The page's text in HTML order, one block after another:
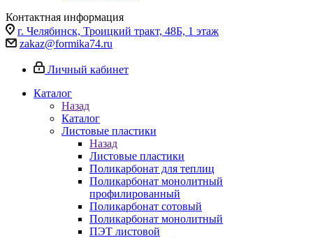
Контактная информация
г. Челябинск, Троицкий тракт, 48Б, 1 этаж
zakaz@formika74.ru
Личный кабинет
Каталог
Назад
Каталог
Листовые пластики
Назад
Листовые пластики
Поликарбонат для теплиц
Поликарбонат монолитный
профилированный
Поликарбонат сотовый
Поликарбонат монолитный
ПЭТ листовой